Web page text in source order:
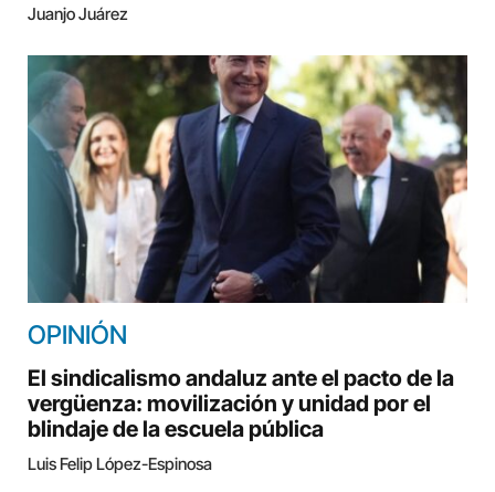
Juanjo Juárez
OPINIÓN
El sindicalismo andaluz ante el pacto de la
vergüenza: movilización y unidad por el
blindaje de la escuela pública
Luis Felip López-Espinosa